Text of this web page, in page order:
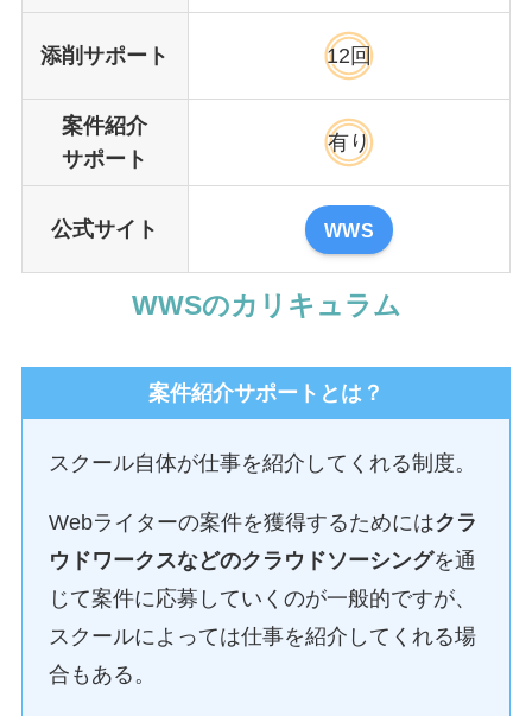
添削サポート 12回
案件紹介
サポート
有り
公式サイト WWS
WWSのカリキュラム
案件紹介サポートとは？
スクール自体が仕事を紹介してくれる制度。
Webライターの案件を獲得するためにはクラ
ウドワークスなどのクラウドソーシングを通
じて案件に応募していくのが一般的ですが、
スクールによっては仕事を紹介してくれる場
合もある。